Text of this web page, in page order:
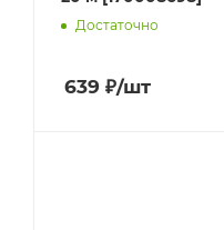
Достаточно
639 ₽/шт